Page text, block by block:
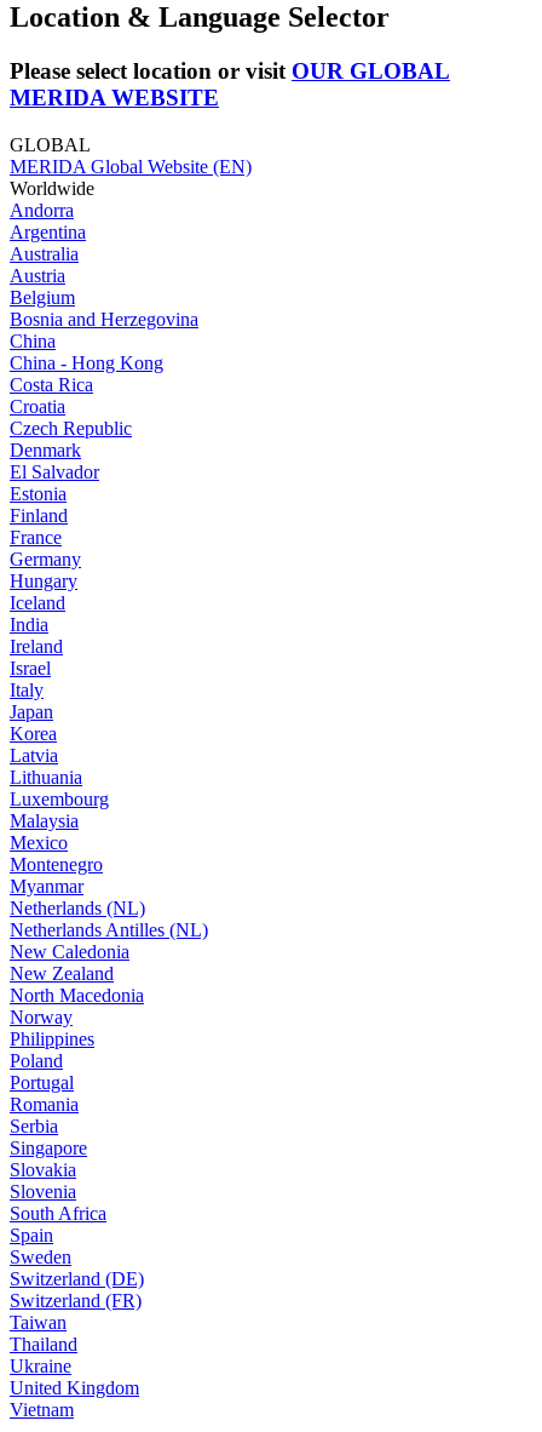
Location & Language Selector
Please select location or visit OUR GLOBAL
MERIDA WEBSITE
GLOBAL
MERIDA Global Website (EN)
Worldwide
Andorra
Argentina
Australia
Austria
Belgium
Bosnia and Herzegovina
China
China - Hong Kong
Costa Rica
Croatia
Czech Republic
Denmark
El Salvador
Estonia
Finland
France
Germany
Hungary
Iceland
India
Ireland
Israel
Italy
Japan
Korea
Latvia
Lithuania
Luxembourg
Malaysia
Mexico
Montenegro
Myanmar
Netherlands (NL)
Netherlands Antilles (NL)
New Caledonia
New Zealand
North Macedonia
Norway
Philippines
Poland
Portugal
Romania
Serbia
Singapore
Slovakia
Slovenia
South Africa
Spain
Sweden
Switzerland (DE)
Switzerland (FR)
Taiwan
Thailand
Ukraine
United Kingdom
Vietnam